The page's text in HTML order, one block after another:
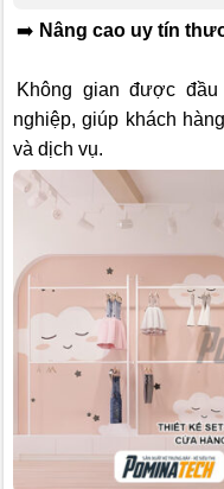
➡️ Nâng cao uy tín
Không gian được
nghiệp, giúp khách
và dịch vụ.